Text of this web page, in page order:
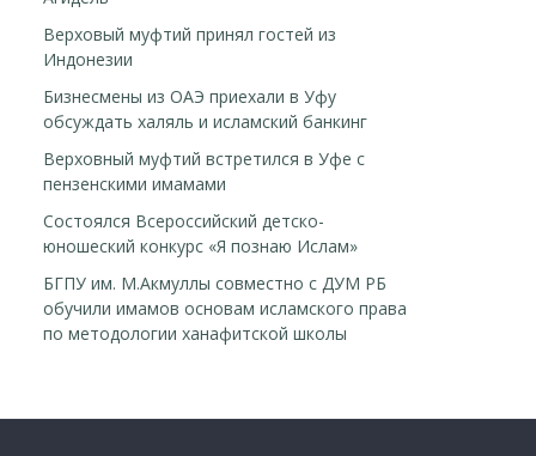
Верховый муфтий принял гостей из
Индонезии
Бизнесмены из ОАЭ приехали в Уфу
обсуждать халяль и исламский банкинг
Верховный муфтий встретился в Уфе с
пензенскими имамами
Cостоялся Всероссийский детско-
юношеский конкурс «Я познаю Ислам»
БГПУ им. М.Акмуллы совместно с ДУМ РБ
обучили имамов основам исламского права
по методологии ханафитской школы